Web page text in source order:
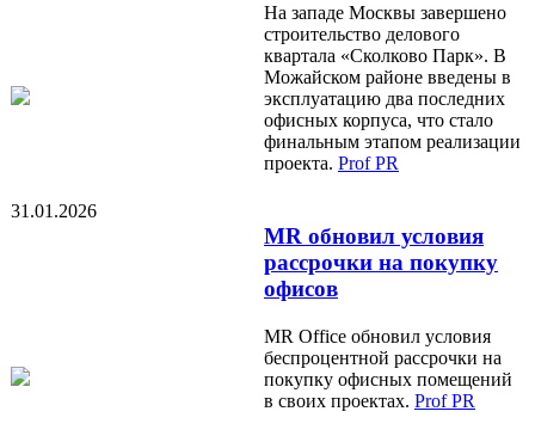
На западе Москвы завершено
строительство делового
квартала «Сколково Парк». В
Можайском районе введены в
эксплуатацию два последних
офисных корпуса, что стало
финальным этапом реализации
проекта. Prof PR
31.01.2026
MR обновил условия
рассрочки на покупку
офисов
MR Office обновил условия
беспроцентной рассрочки на
покупку офисных помещений
в своих проектах. Prof PR